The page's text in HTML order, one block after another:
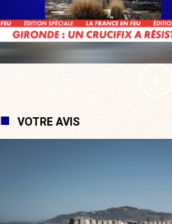
VOTRE AVIS